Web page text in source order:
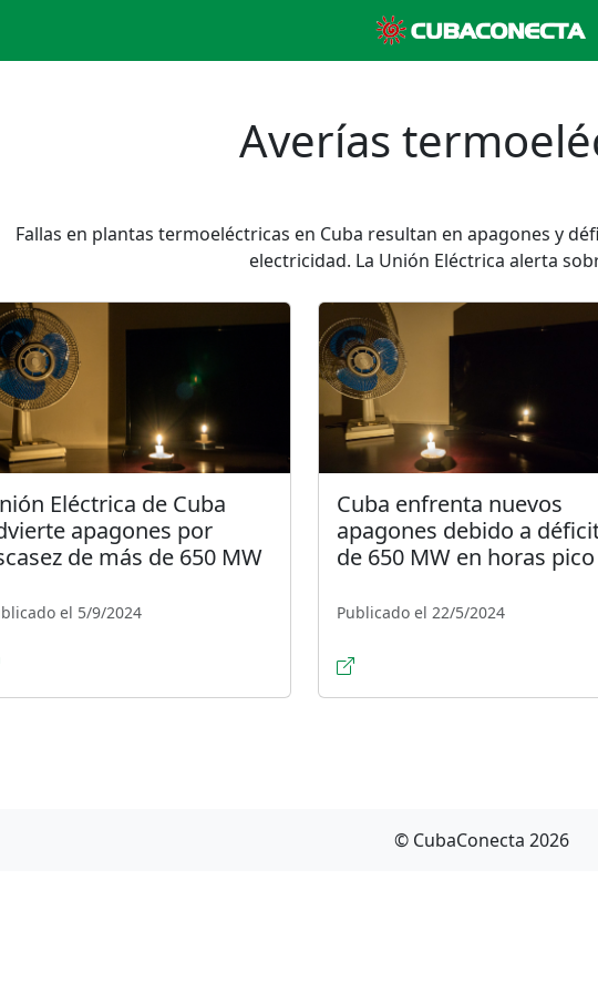
Averías
Fallas en plantas termoeléctricas en Cuba resultan en apagones y
electricidad. La Unión Eléctrica alerta
Eléctrica de Cuba
apagones por
de más de 650 MW
el 5/9/2024
Cuba enfrenta nuevos
apagones debido a
de 650 MW en horas pico
Publicado el 22/5/2024
© CubaConecta 2026